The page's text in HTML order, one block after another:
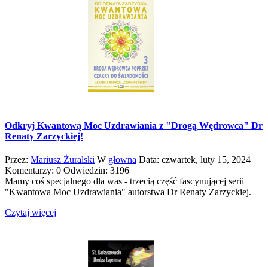
Odkryj Kwantową Moc Uzdrawiania z "Drogą Wędrowca" Dr
Renaty Zarzyckiej!
Przez: Mariusz Żuralski W głowna Data: czwartek, luty 15, 2024
Komentarzy: 0 Odwiedzin: 3196
Mamy coś specjalnego dla was - trzecią część fascynującej serii
"Kwantowa Moc Uzdrawiania" autorstwa Dr Renaty Zarzyckiej.
Czytaj więcej